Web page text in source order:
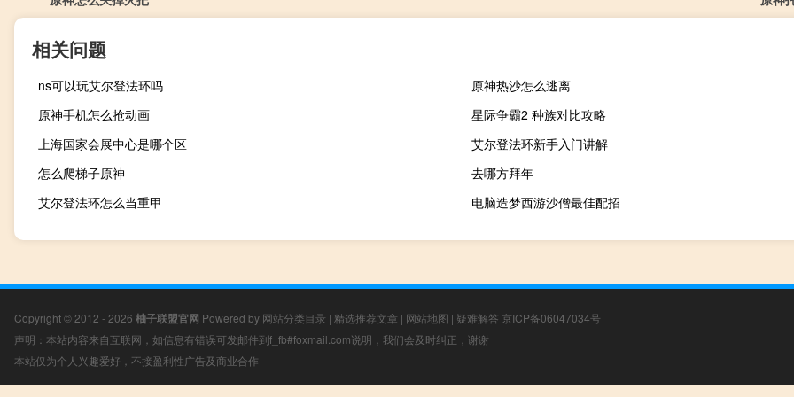
相关问题
ns可以玩艾尔登法环吗
原神热沙怎么逃离
原神手机怎么抢动画
星际争霸2 种族对比攻略
上海国家会展中心是哪个区
艾尔登法环新手入门讲解
怎么爬梯子原神
去哪方拜年
艾尔登法环怎么当重甲
电脑造梦西游沙僧最佳配招
Copyright © 2012 - 2026 柚子联盟官网 Powered by 网站分类目录 | 精选推荐文章 | 网站地图 | 疑难解答 京ICP备06047034号
声明：本站内容来自互联网，如信息有错误可发邮件到f_fb#foxmail.com说明，我们会及时纠正，谢谢
本站仅为个人兴趣爱好，不接盈利性广告及商业合作